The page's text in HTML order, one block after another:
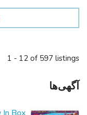
1 - 12 of 597 listings
آگهی‌ها